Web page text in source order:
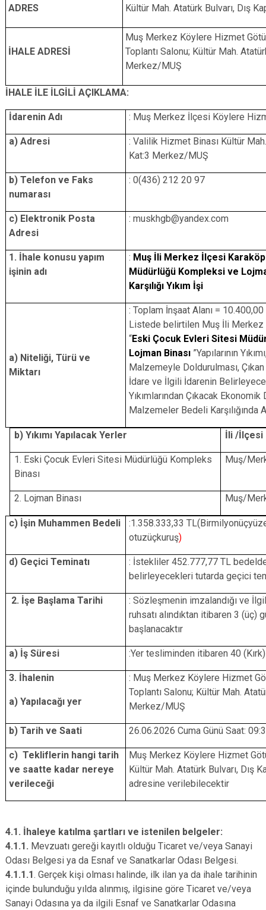
ADRES
Kültür Mah. Atatürk Bulvarı, Dış
İHALE ADRESİ
Muş Merkez Köylere Hizmet
Toplantı Salonu; Kültür Mah.
Merkez/MUŞ
İHALE İLE İLGİLİ AÇIKLAMA:
İdarenin Adı : Muş Merkez İlçesi Köylere
a) Adresi
: Valilik Hizmet Binası Kültür
Kat:3 Merkez/MUŞ
b) Telefon ve Faks
numarası
: 0(436) 212 20 97
c) Elektronik Posta
Adresi
: muskhgb@yandex.com
1. İhale konusu yapım
işinin adı
: Muş İli Merkez İlçesi
Müdürlüğü Kompleksi ve
Karşılığı Yıkım İşi
a) Niteliği, Türü ve
Miktarı
: Toplam İnşaat Alanı =
Listede belirtilen Muş İli Merkez
“Eski Çocuk Evleri Sitesi
Lojman Binası ”Yapılarının
Malzemeyle Doldurulması,
İdare ve İlgili İdarenin
Yıkımlarından Çıkacak
Malzemeler Bedeli Karşılığında
b) Yıkımı Yapılacak Yerler İli /İlçesi
1. Eski Çocuk Evleri Sitesi Müdürlüğü Kompleks
Binası
Muş/
2. Lojman Binası Muş/
c) İşin Muhammen Bedeli
:1.358.333,33
otuzüçkuruş)
d) Geçici Teminatı
: İstekliler 452.777,77 TL
belirleyecekleri tutarda geçici
2. İşe Başlama Tarihi
: Sözleşmenin imzalandığı ve
ruhsatı alındıktan itibaren 3
başlanacaktır
a) İş Süresi :Yer tesliminden itibaren 40
3. İhalenin
a) Yapılacağı yer
: Muş Merkez Köylere Hizmet
Toplantı Salonu; Kültür Mah.
Merkez/MUŞ
b) Tarih ve Saati 26.06.2026 Cuma Günü Saat:
c) Tekliflerin hangi tarih
ve saatte kadar nereye
verileceği
Muş Merkez Köylere Hizmet
Kültür Mah. Atatürk Bulvarı, Dış
adresine verilebilecektir
4.1. İhaleye katılma şartları ve istenilen belgeler:
4.1.1. Mevzuatı gereği kayıtlı olduğu Ticaret ve/veya Sanayi
Odası Belgesi ya da Esnaf ve Sanatkarlar Odası Belgesi.
4.1.1.1. Gerçek kişi olması halinde, ilk ilan ya da ihale tarihinin
içinde bulunduğu yılda alınmış, ilgisine göre Ticaret ve/veya
Sanayi Odasına ya da ilgili Esnaf ve Sanatkarlar Odasına